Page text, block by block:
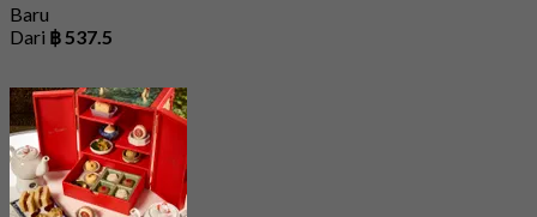
Baru
Dari ฿ 537.5